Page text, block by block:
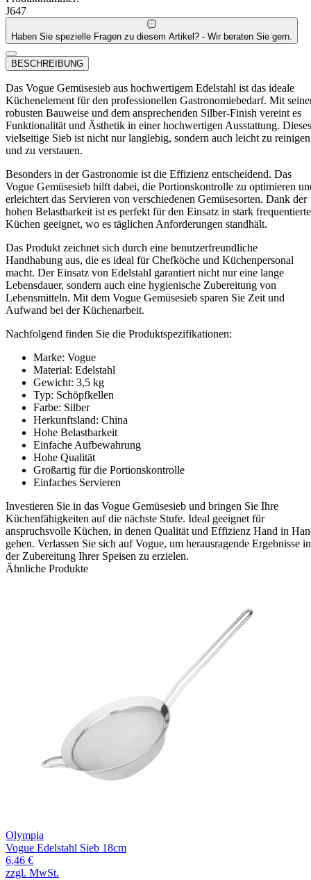
J647
Haben Sie spezielle Fragen zu diesem Artikel? - Wir beraten Sie gern.
BESCHREIBUNG
Das Vogue Gemüsesieb aus hochwertigem Edelstahl ist das ideale
Küchenelement für den professionellen Gastronomiebedarf. Mit
robusten Bauweise und dem ansprechenden Silber-Finish vereint es
Funktionalität und Ästhetik in einer hochwertigen Ausstattung. Dieses
vielseitige Sieb ist nicht nur langlebig, sondern auch leicht zu reinigen
und zu verstauen.
Besonders in der Gastronomie ist die Effizienz entscheidend. Das
Vogue Gemüsesieb hilft dabei, die Portionskontrolle zu optimieren
erleichtert das Servieren von verschiedenen Gemüsesorten. Dank der
hohen Belastbarkeit ist es perfekt für den Einsatz in stark
Küchen geeignet, wo es täglichen Anforderungen standhält.
Das Produkt zeichnet sich durch eine benutzerfreundliche
Handhabung aus, die es ideal für Chefköche und Küchenpersonal
macht. Der Einsatz von Edelstahl garantiert nicht nur eine lange
Lebensdauer, sondern auch eine hygienische Zubereitung von
Lebensmitteln. Mit dem Vogue Gemüsesieb sparen Sie Zeit und
Aufwand bei der Küchenarbeit.
Nachfolgend finden Sie die Produktspezifikationen:
Marke: Vogue
Material: Edelstahl
Gewicht: 3,5 kg
Typ: Schöpfkellen
Farbe: Silber
Herkunftsland: China
Hohe Belastbarkeit
Einfache Aufbewahrung
Hohe Qualität
Großartig für die Portionskontrolle
Einfaches Servieren
Investieren Sie in das Vogue Gemüsesieb und bringen Sie Ihre
Küchenfähigkeiten auf die nächste Stufe. Ideal geeignet für
anspruchsvolle Küchen, in denen Qualität und Effizienz Hand in
gehen. Verlassen Sie sich auf Vogue, um herausragende Ergebnisse in
der Zubereitung Ihrer Speisen zu erzielen.
Ähnliche Produkte
Olympia
Vogue Edelstahl Sieb 18cm
6,46 €
zzgl. MwSt.